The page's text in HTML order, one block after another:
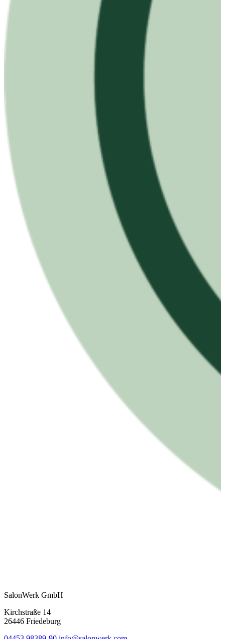
SalonWerk GmbH
Kirchstraße 14
26446 Friedeburg